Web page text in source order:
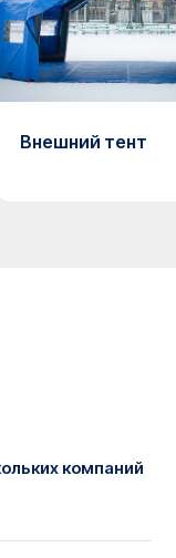
Внешний тент
компаний